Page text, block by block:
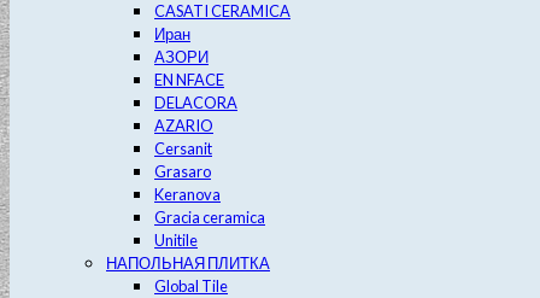
CASATI CERAMICA
Иран
АЗОРИ
EN NFACE
DELACORA
AZARIO
Cersanit
Grasaro
Keranova
Gracia ceramica
Unitile
НАПОЛЬНАЯ ПЛИТКА
Global Tile